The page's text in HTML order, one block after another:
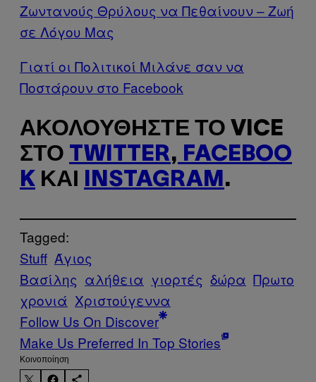
Ζωντανούς Θρύλους να Πεθαίνουν – Ζωή
σε Λόγου Μας
Γιατί οι Πολιτικοί Μιλάνε σαν να
Ποστάρουν στο Facebook
ΑΚΟΛΟΥΘΉΣΤΕ ΤΟ VICE
ΣΤΟ TWITTER, FACEBOO
K ΚΑΙ INSTAGRAM .
Tagged:
Stuff Άγιος
Βασίλης αλήθεια γιορτές δώρα Πρωτο
χρονιά Χριστούγεννα
Follow Us On Discover
Make Us Preferred In Top Stories
Kοινοποίηση